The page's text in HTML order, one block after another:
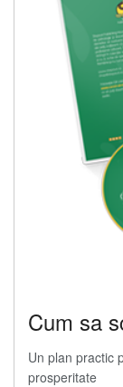
Cum sa
Un plan practic
prosperitate